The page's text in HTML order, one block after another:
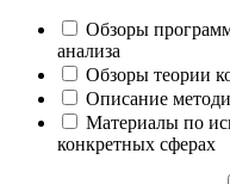
Обзоры
анализа
Обзоры теории
Описание
Материалы по
конкретных сферах